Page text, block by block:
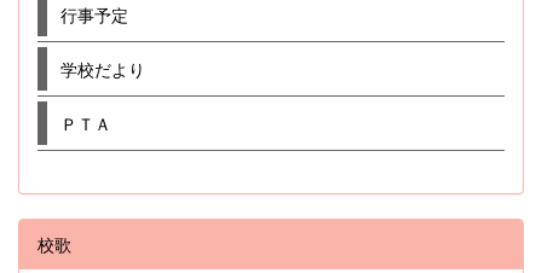
行事予定
学校だより
ＰＴＡ
校歌